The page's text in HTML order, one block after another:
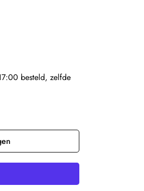
besteld, zelfde